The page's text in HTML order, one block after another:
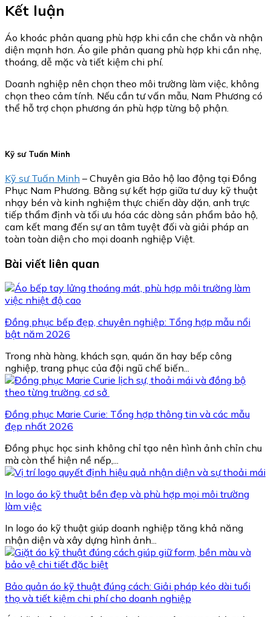
Kết luận
Áo khoác phản quang phù hợp khi cần che chắn và nhận
diện mạnh hơn. Áo gile phản quang phù hợp khi cần nhẹ,
thoáng, dễ mặc và tiết kiệm chi phí.
Doanh nghiệp nên chọn theo môi trường làm việc, không
chọn theo cảm tính. Nếu cần tư vấn mẫu, Nam Phương có
thể hỗ trợ chọn phương án phù hợp từng bộ phận.
Kỹ sư Tuấn Minh
Kỹ sư Tuấn Minh – Chuyên gia Bảo hộ lao động tại Đồng
Phục Nam Phương. Bằng sự kết hợp giữa tư duy kỹ thuật
nhạy bén và kinh nghiệm thực chiến dày dặn, anh trực
tiếp thẩm định và tối ưu hóa các dòng sản phẩm bảo hộ,
cam kết mang đến sự an tâm tuyệt đối và giải pháp an
toàn toàn diện cho mọi doanh nghiệp Việt.
Bài viết liên quan
Đồng phục bếp đẹp, chuyên nghiệp: Tổng hợp mẫu nổi
bật năm 2026
Trong nhà hàng, khách sạn, quán ăn hay bếp công
nghiệp, trang phục của đội ngũ chế biến...
Đồng phục Marie Curie: Tổng hợp thông tin và các mẫu
đẹp nhất 2026
Đồng phục học sinh không chỉ tạo nên hình ảnh chỉn chu
mà còn thể hiện nề nếp,...
In logo áo kỹ thuật bền đẹp và phù hợp mọi môi trường
làm việc
In logo áo kỹ thuật giúp doanh nghiệp tăng khả năng
nhận diện và xây dựng hình ảnh...
Bảo quản áo kỹ thuật đúng cách: Giải pháp kéo dài tuổi
thọ và tiết kiệm chi phí cho doanh nghiệp